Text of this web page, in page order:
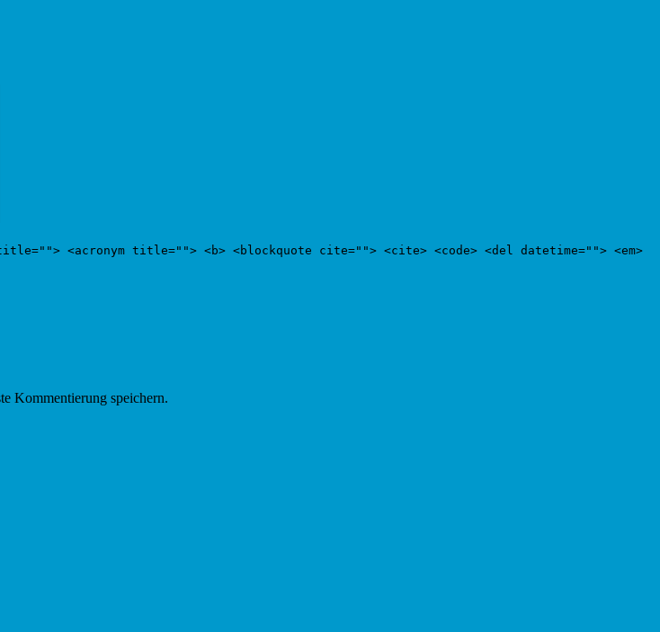
<acronym title=""> <b> <blockquote cite=""> <cite> <code> <del datetime=""> <em>
Kommentierung speichern.